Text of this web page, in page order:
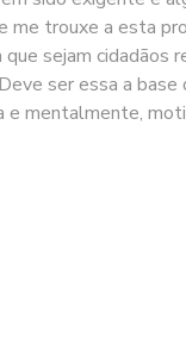
trouxe a esta
sejam cidadãos
ser essa a
mentalmente,